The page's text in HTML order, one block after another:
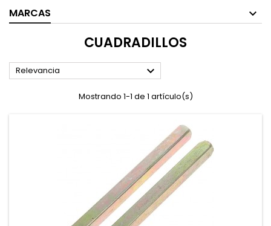
MARCAS
CUADRADILLOS
Relevancia 
Mostrando 1-1 de 1 artículo(s)